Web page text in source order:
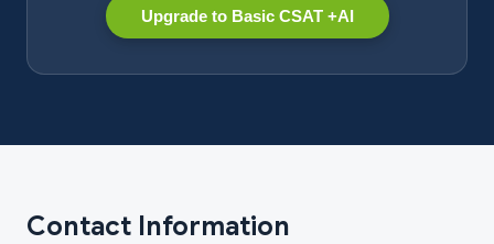
Upgrade to Basic CSAT +AI
Contact Information